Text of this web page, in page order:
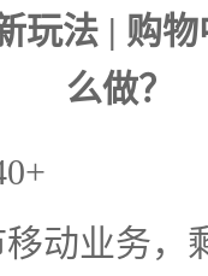
动业务，